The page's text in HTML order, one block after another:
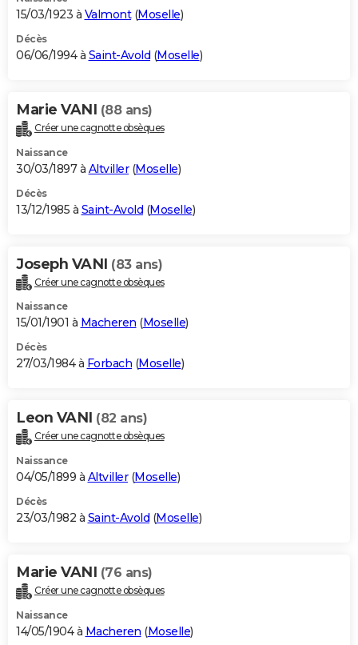
15/03/1923 à Valmont(Moselle)
Décès
06/06/1994 à Saint-Avold (Moselle)
Marie VANI (88 ans)
Créer une cagnotte obsèques
Naissance
30/03/1897 à Altviller(Moselle)
Décès
13/12/1985 à Saint-Avold (Moselle)
Joseph VANI (83 ans)
Créer une cagnotte obsèques
Naissance
15/01/1901 à Macheren (Moselle)
Décès
27/03/1984 à Forbach (Moselle)
Leon VANI (82 ans)
Créer une cagnotte obsèques
Naissance
04/05/1899 à Altviller(Moselle)
Décès
23/03/1982 à Saint-Avold (Moselle)
Marie VANI (76 ans)
Créer une cagnotte obsèques
Naissance
14/05/1904 à Macheren (Moselle)